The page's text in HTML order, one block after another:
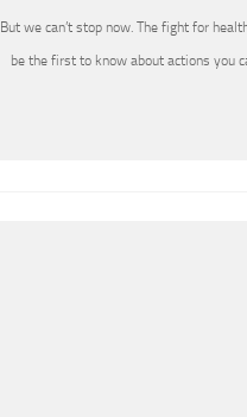
But we can’t stop now. The fight for
be the first to know about actions you